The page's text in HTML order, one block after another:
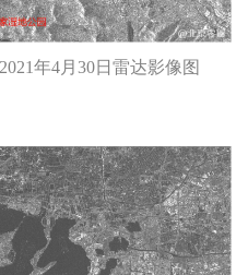
年4月30日雷达影像图